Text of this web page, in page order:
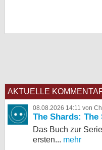
AKTUELLE
08.08.2026 14:11 von
The Shards: The
Das Buch zur
ersten... mehr